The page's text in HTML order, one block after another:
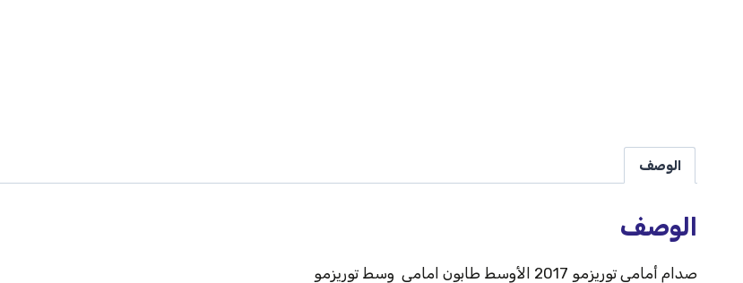
الوصف
الوصف
صدام أمامي توريزمو 2017 الأوسط طابون امامي وسط توريزمو